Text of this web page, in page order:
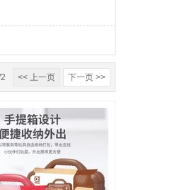
<< 上一页 下一页 >>